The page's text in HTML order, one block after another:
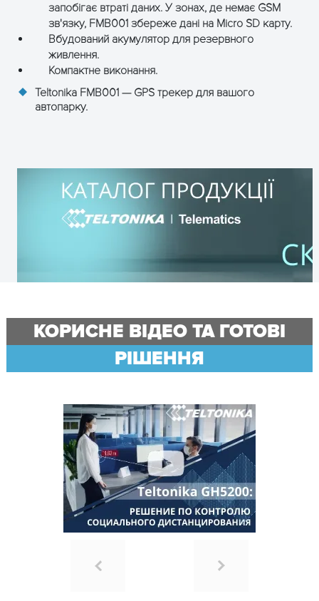
запобігає втраті даних. У зонах, де немає GSM
зв'язку, FMB001 збереже дані на Micro SD карту.
Вбудований акумулятор для резервного
живлення.
Компактне виконання.
Teltonika FMB001 — GPS трекер для вашого
автопарку.
КОРИСНЕ ВІДЕО ТА ГОТОВІ
РІШЕННЯ